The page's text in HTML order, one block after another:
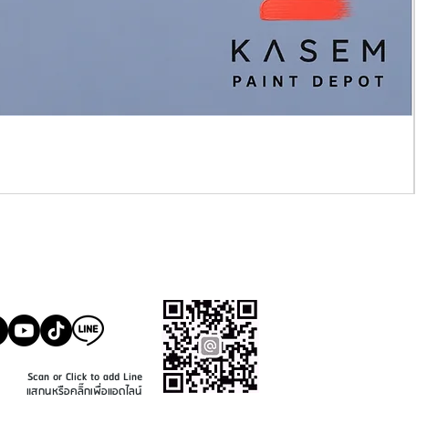
Scan or Click to add Line
แสกนหรือคลิ๊กเพื่อแอดไลน์